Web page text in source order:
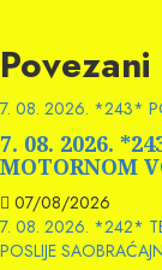
7. 08. 2026. *243*
7. 08. 2026.
MOTORNOM
07/08/2026
7. 08. 2026. *242*
POSLIJE